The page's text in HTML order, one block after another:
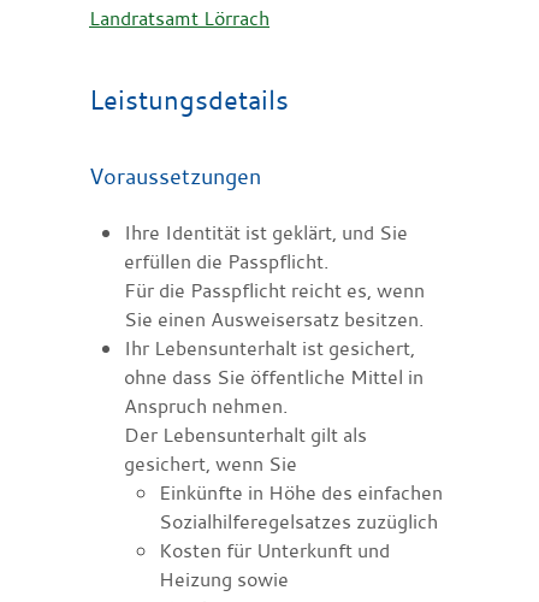
Landratsamt Lörrach
Leistungsdetails
Voraussetzungen
Ihre Identität ist geklärt, und Sie
erfüllen die Passpflicht.
Für die Passpflicht reicht es, wenn
Sie einen Ausweisersatz besitzen.
Ihr Lebensunterhalt ist gesichert,
ohne dass Sie öffentliche Mittel in
Anspruch nehmen.
Der Lebensunterhalt gilt als
gesichert, wenn Sie
Einkünfte in Höhe des einfachen
Sozialhilferegelsatzes zuzüglich
Kosten für Unterkunft und
Heizung sowie